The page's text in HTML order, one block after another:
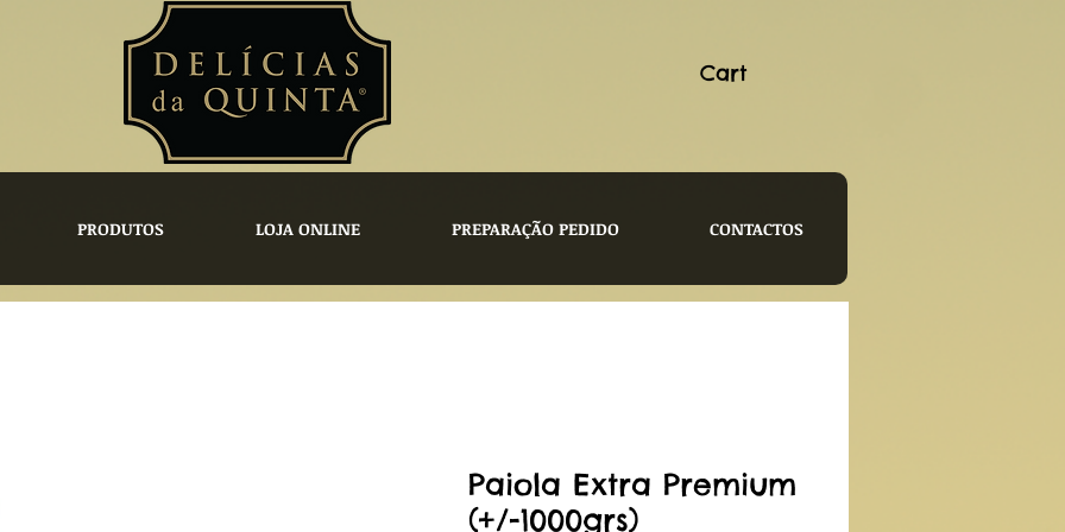
Cart
PRODUTOS LOJA ONLINE PREPARAÇÃO PEDIDO CONTACTOS
Paiola Extra Premium
(+/-1000grs)